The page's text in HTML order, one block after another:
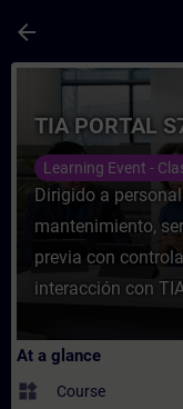
arrow_back
Course - TIA
TIA PORTAL
Learning Event -
Dirigido a
mantenimiento,
previa con
interacción con
At a glance
widgets Course